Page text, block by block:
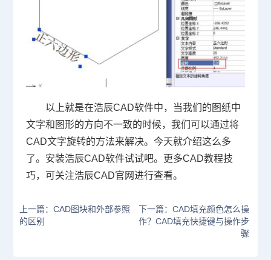
以上就是在浩辰CAD软件中，当我们的图纸中
文字和图形的方向不一致的时候，我们可以通过将
CAD文字旋转的方法来解决。今天就介绍这么多
了。安装浩辰CAD软件试试吧。更多CAD教程技
巧，可关注浩辰CAD官网进行查看。
上一篇：CAD图块和外部参照
的区别
下一篇：CAD填充颜色怎么操
作？CAD填充快捷键与操作步
骤